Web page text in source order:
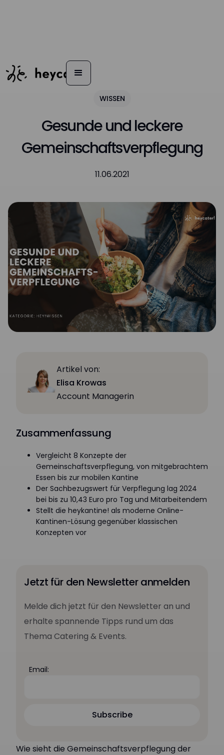
WISSEN
Gesunde und leckere
Gemeinschaftsverpflegung
11.06.2021
Artikel von:
Elisa Krowas
Account Managerin
Zusammenfassung
Vergleicht 8 Konzepte der
Gemeinschaftsverpflegung, von mitgebrachtem
Essen bis zur mobilen Kantine
Der Sachbezugswert für Verpflegung lag 2024
bei bis zu 10,43 Euro pro Tag und Mitarbeitendem
Stellt die heykantine! als moderne Online-
Kantinen-Lösung gegenüber klassischen
Konzepten vor
Jetzt für den Newsletter anmelden
Melde dich jetzt für den Newsletter an und
erhalte spannende Tipps rund um das
Thema Catering & Events.
Email:
Subscribe
Wie sieht die Gemeinschaftsverpflegung der